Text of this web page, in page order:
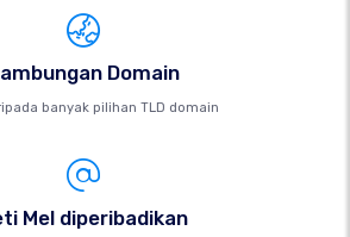
Domain
banyak pilihan TLD domain
Mel diperibadikan